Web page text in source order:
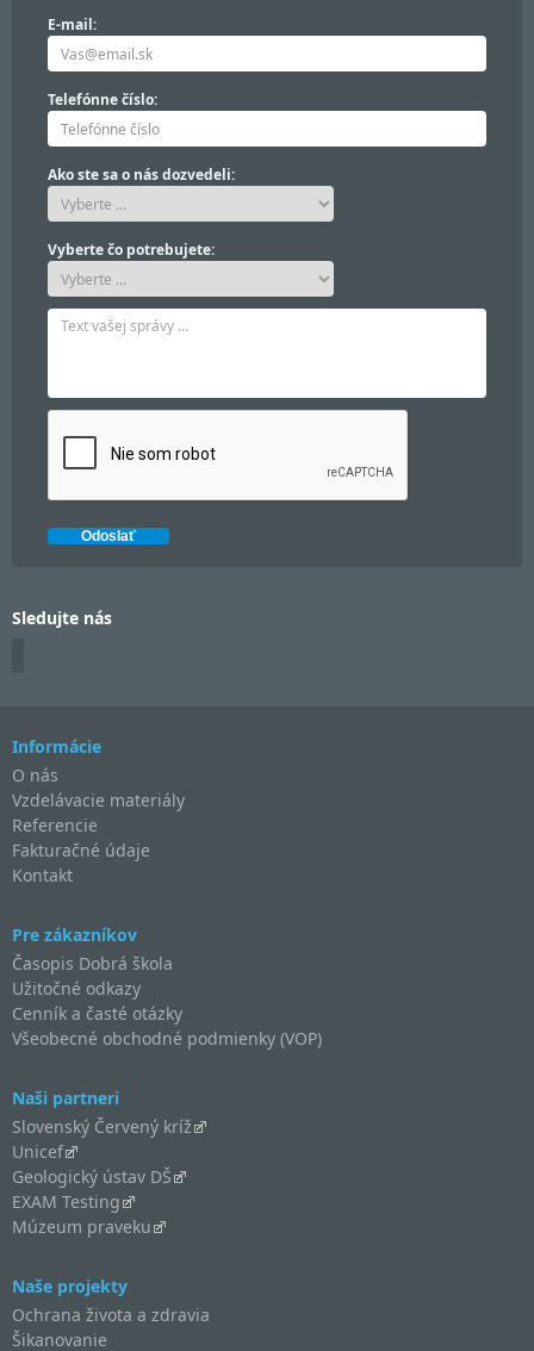
E-mail:
Telefónne číslo:
Ako ste sa o nás dozvedeli:
Vyberte čo potrebujete:
Sledujte nás
Informácie
O nás
Vzdelávacie materiály
Referencie
Fakturačné údaje
Kontakt
Pre zákazníkov
Časopis Dobrá škola
Užitočné odkazy
Cenník a časté otázky
Všeobecné obchodné podmienky (VOP)
Naši partneri
Slovenský Červený kríž
Unicef
Geologický ústav DŠ
EXAM Testing
Múzeum praveku
Naše projekty
Ochrana života a zdravia
Šikanovanie